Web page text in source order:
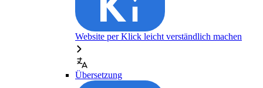
Website per Klick leicht verständlich machen
Übersetzung